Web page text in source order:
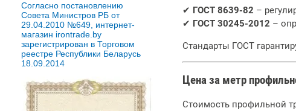
Согласно постановлению
Совета Министров РБ от
29.04.2010 №649, интернет-
магазин irontrade.by
зарегистрирован в Торговом
реестре Республики Беларусь
18.09.2014
✔ ГОСТ 8639-82 –
✔ ГОСТ 30245-2012 –
Стандарты ГОСТ
Цена за метр
Стоимость профильной